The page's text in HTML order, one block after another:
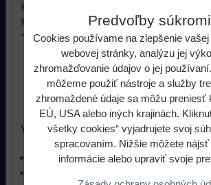
Medená podložka dosahuje maximálny
Medená podložka znáša rozsah teplôt od
°C .
Cena: 0,14 €s
ks Do košíka
Viac z kategórie
Tesniace krúžky
Predvoľby
Cookies používame na zlepšenie
webovej stránky, analýzu jej
zhromažďovanie údajov o jej
môžeme použiť nástroje a služby
zhromaždené údaje sa môžu preniesť
EÚ, USA alebo iných krajinách.
všetky cookies“ vyjadrujete svoj
spracovaním. Nižšie môžete nájsť
informácie alebo upraviť svoje